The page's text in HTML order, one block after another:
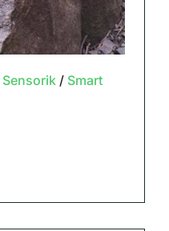
Sensorik/ Smart